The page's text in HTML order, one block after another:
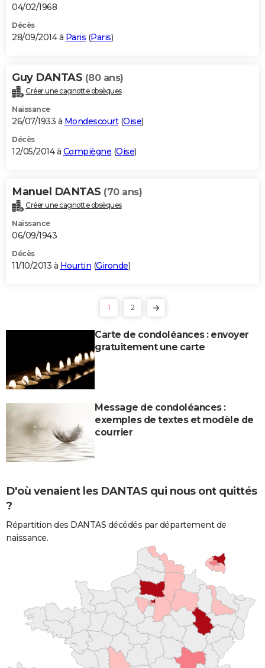
04/02/1968
Décès
28/09/2014 à Paris (Paris)
Guy DANTAS (80 ans)
Créer une cagnotte obsèques
Naissance
26/07/1933 à Mondescourt(Oise)
Décès
12/05/2014 à Compiègne (Oise)
Manuel DANTAS (70 ans)
Créer une cagnotte obsèques
Naissance
06/09/1943
Décès
11/10/2013 à Hourtin (Gironde)
1 2
Carte de condoléances : envoyer
gratuitement une carte
Message de condoléances :
exemples de textes et modèle de
courrier
D'où venaient les DANTAS qui nous ont quittés
?
Répartition des DANTAS décédés par département de
naissance.